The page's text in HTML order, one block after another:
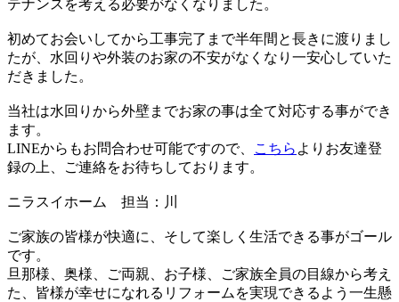
テナンスを考える必要がなくなりました。
初めてお会いしてから工事完了まで半年間と長きに渡りまし
たが、水回りや外装のお家の不安がなくなり 一安心していた
だきました。
当社は水回りから外壁までお家の事は全て対応する事ができ
ます。
LINEからもお問合わせ可能ですので、
こちら よりお友達登
録の上、ご連絡をお待ちしております。
ニラスイホーム 担当：川
ご家族の皆様が快適に、そして楽しく生活できる事がゴール
です。
旦那様、奥様、ご両親、お子様、ご家族全員の目線から考え
た、皆様が幸せになれるリフォームを実現できるよう一生懸